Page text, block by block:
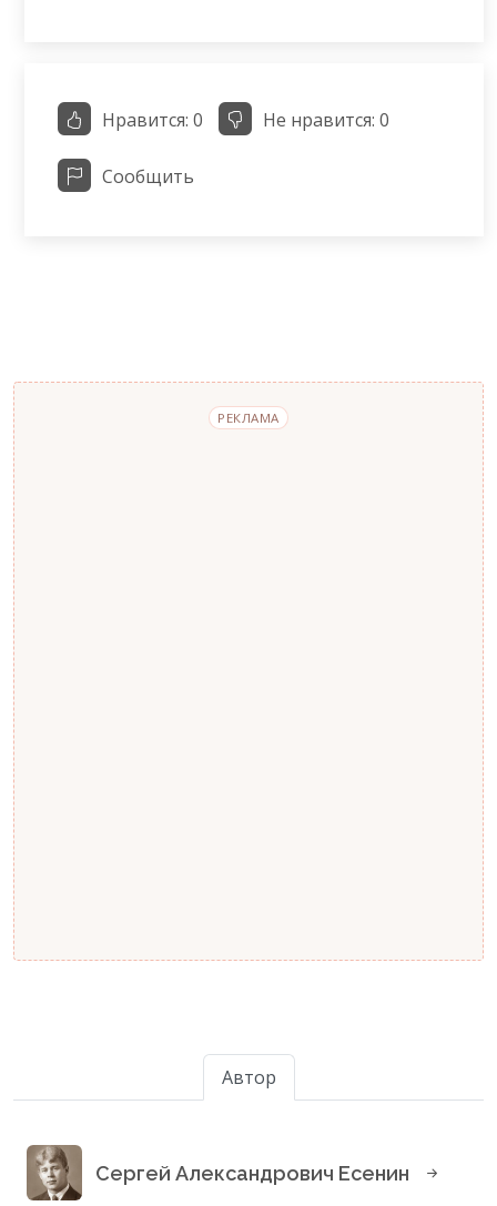
Нравится: 0 Не нравится: 0
Сообщить
РЕКЛАМА
Автор
Сергей Александрович Есенин